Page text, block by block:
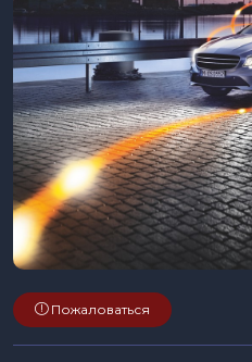
Пожаловаться